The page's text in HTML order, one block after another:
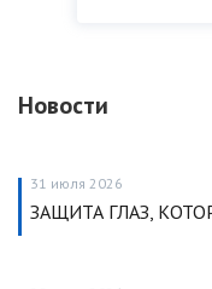
Новости
31 июля 2026
ЗАЩИТА ГЛАЗ,